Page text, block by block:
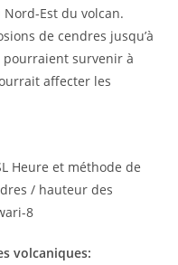
Nord-Est du volcan.
de cendres jusqu’à
pourraient survenir à
affecter les
Heure et méthode de
/ hauteur des
8
​​volcaniques: